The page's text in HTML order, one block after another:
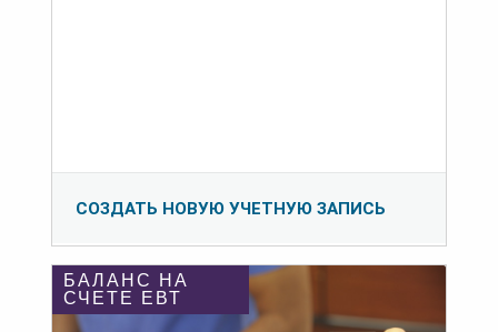
СОЗДАТЬ НОВУЮ УЧЕТНУЮ ЗАПИСЬ
БАЛАНС НА
СЧЕТЕ ЕВТ